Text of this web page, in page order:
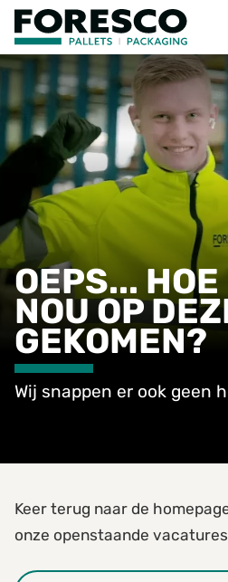
OEPS...
NOU OP
GEKOMEN?
Wij snappen er ook geen
Keer terug naar de
onze openstaande